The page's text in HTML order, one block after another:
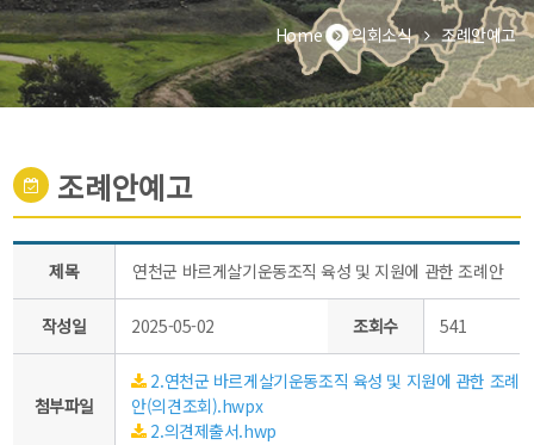
Home 의회소식 조례안예고
조례안예고
제목 연천군 바르게살기운동조직 육성 및 지원에 관한 조례안
작성일 2025-05-02 조회수 541
첨부파일
2.연천군 바르게살기운동조직 육성 및 지원에 관한 조례
안(의견조회).hwpx
2.의견제출서.hwp